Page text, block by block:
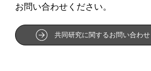
お問い合わせください。
共同研究に関するお問い合わせ